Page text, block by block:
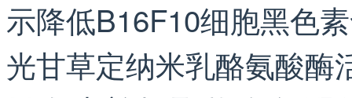
示降低B16F10细胞黑色
光甘草定纳米乳酪氨酸酶